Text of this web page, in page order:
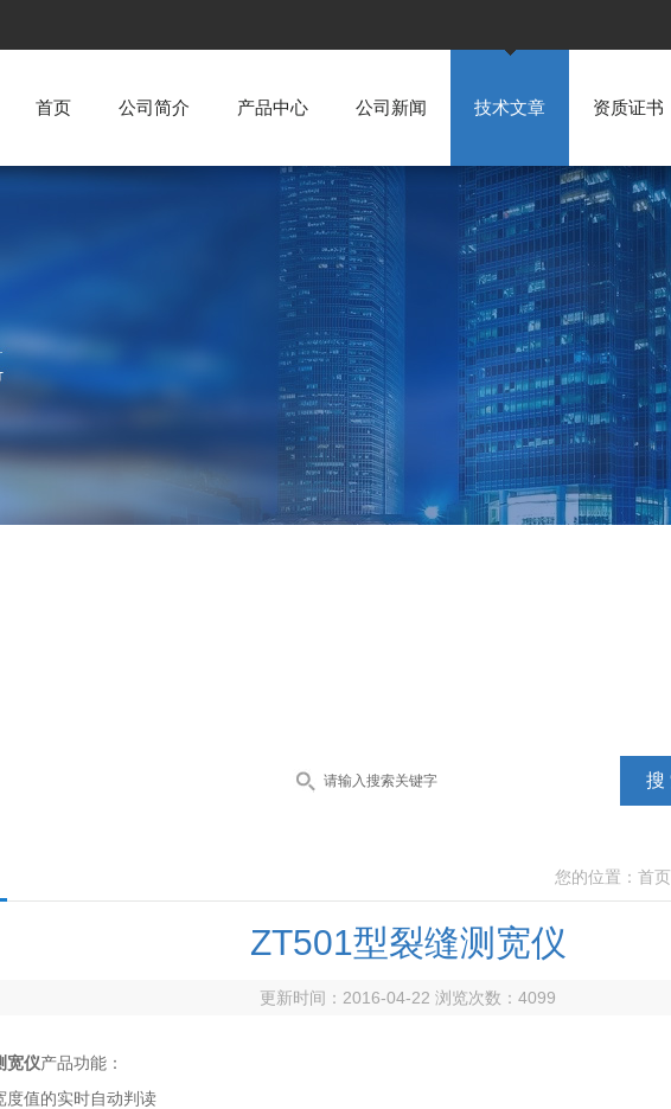
首页 公司简介 产品中心 公司新闻 技术文章 资质证书
您的位置： 首页
ZT501型裂缝测宽仪
更新时间：2016-04-22 浏览次数： 4099
宽仪产品功能：
度值的实时自动判读